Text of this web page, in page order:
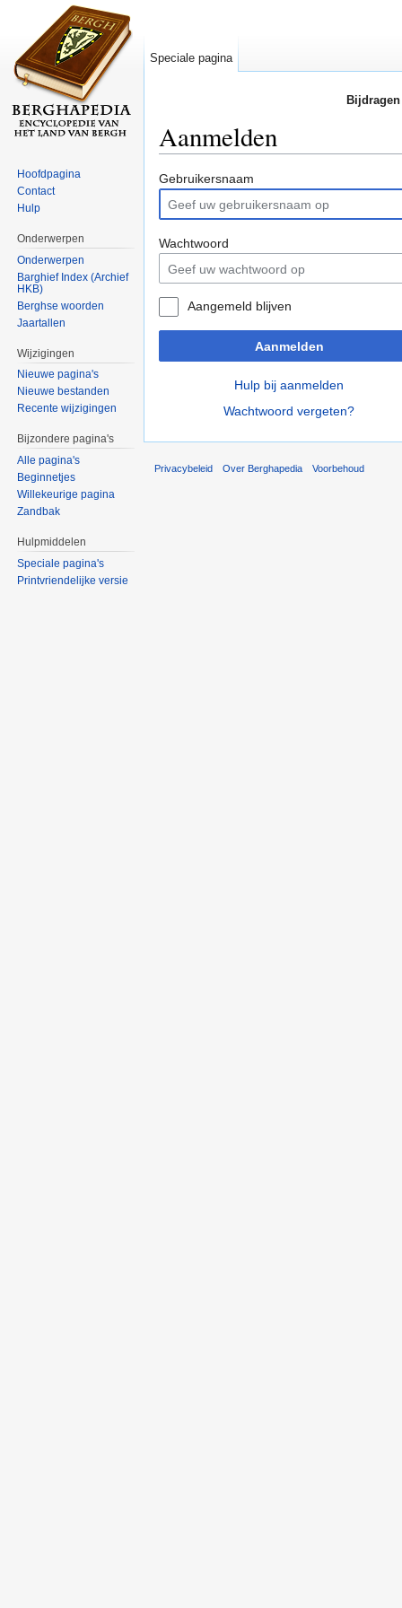
Aanmelden
Gebruikersnaam
Wachtwoord
Aangemeld blijven
Aanmelden
Hulp bij aanmelden
Wachtwoord vergeten?
Speciale pagina
Hoofdpagina
Contact
Hulp
Onderwerpen
Onderwerpen
Barghief Index (Archief
HKB)
Berghse woorden
Jaartallen
Wijzigingen
Nieuwe pagina's
Nieuwe bestanden
Recente wijzigingen
Bijzondere pagina's
Alle pagina's
Beginnetjes
Willekeurige pagina
Zandbak
Hulpmiddelen
Speciale pagina's
Printvriendelijke versie
Privacybeleid Over Berghapedia Voorbehoud